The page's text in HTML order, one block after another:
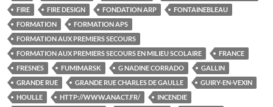
FIRE
FIRE DESIGN FONDATION ARP
FONTAINEBLEAU
FORMATION
FORMATION APS
FORMATION AUX PREMIERS SECOURS
FORMATION AUX PREMIERS SECOURS EN MILIEU SCOLAIRE
FRANCE
FRESNES
FUMIMARSK G NADINE CORRADO
GALLIN
GRANDE RUE
GRANDE RUE CHARLES DE GAULLE
GUIRY-EN-VEXIN
HOULLE
HTTP://WWW.ANACT.FR/
INCENDIE